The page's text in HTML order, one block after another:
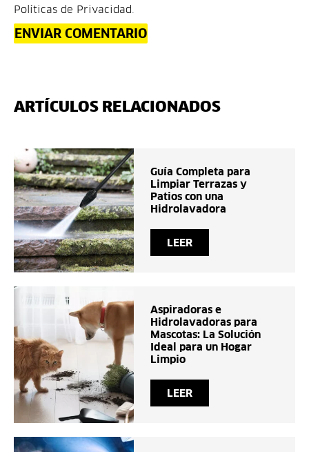
Políticas de Privacidad.
ARTÍCULOS RELACIONADOS
Guía Completa para
Limpiar Terrazas y
Patios con una
Hidrolavadora
LEER
Aspiradoras e
Hidrolavadoras para
Mascotas: La Solución
Ideal para un Hogar
Limpio
LEER